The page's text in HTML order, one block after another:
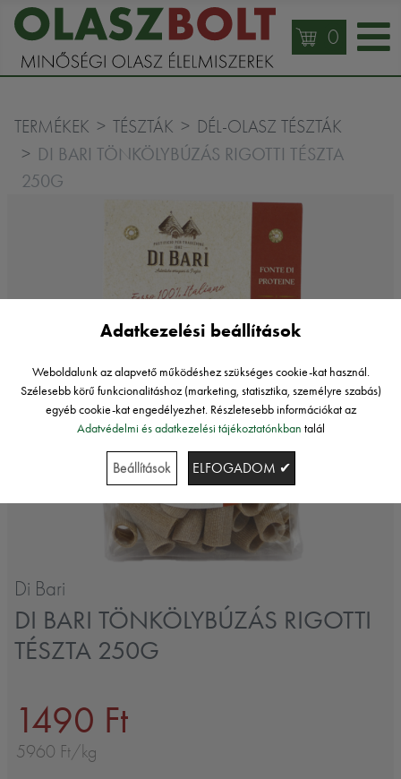
0
TERMÉKEK TÉSZTÁK DÉL-OLASZ TÉSZTÁK
DI BARI TÖNKÖLYBÚZÁS RIGOTTI TÉSZTA
250G
Di Bari
DI BARI TÖNKÖLYBÚZÁS RIGOTTI
TÉSZTA 250G
1490 Ft
5960 Ft/kg
Adatkezelési beállítások
Weboldalunk az alapvető működéshez szükséges cookie-kat használ.
Szélesebb körű funkcionalitáshoz (marketing, statisztika, személyre szabás)
egyéb cookie-kat engedélyezhet. Részletesebb információkat az
Adatvédelmi és adatkezelési tájékoztatónkban talál
Beállítások ELFOGADOM ✔